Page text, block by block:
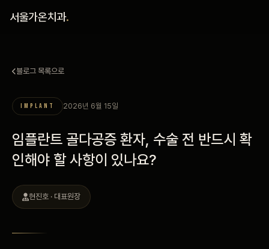
서울가온치과.
커뮤니티
의료진
안내
블로그 목록으로
IMPLANT 2026년 6월 15일
임플란트 골다공증 환자, 수술 전 반드시 확
인해야 할 사항이 있나요?
현진호 · 대표원장